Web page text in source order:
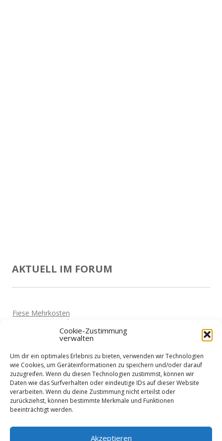
Cookie-Zustimmung
verwalten
Um dir ein optimales Erlebnis zu bieten, verwenden wir Technologien
wie Cookies, um Geräteinformationen zu speichern und/oder darauf
zuzugreifen. Wenn du diesen Technologien zustimmst, können wir
Daten wie das Surfverhalten oder eindeutige IDs auf dieser Website
verarbeiten. Wenn du deine Zustimmung nicht erteilst oder
zurückziehst, können bestimmte Merkmale und Funktionen
beeinträchtigt werden.
Akzeptieren
AKTUELL IM FORUM
Fiese Mehrkosten
Vor 5 Jahren
Brauchen einen günstigen Dispo!
Mit Hund nach Polen?
VonHorst Vor 5 Jahren
Suche eine Finanzierung
VonSiggi Vor 5 Jahren
Biete Tiersitting/Gassi gehen in Würzburg an!